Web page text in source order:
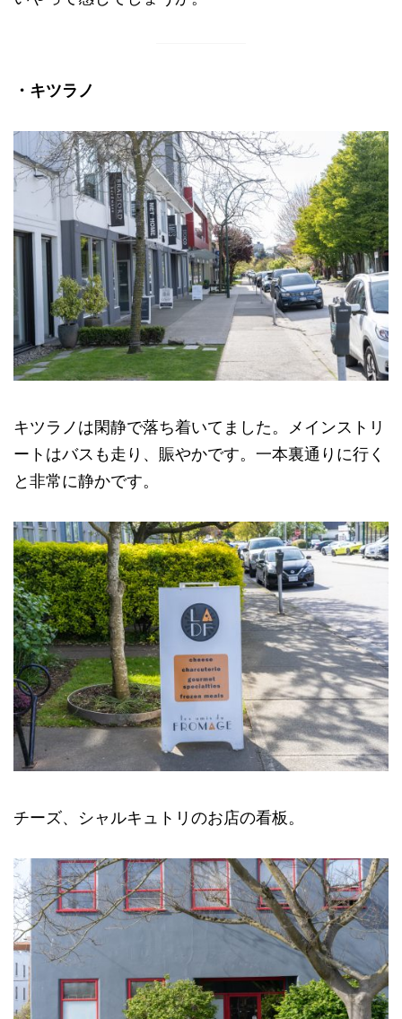
・キツラノ
キツラノは閑静で落ち着いてました。メインストリ
ートはバスも走り、賑やかです。一本裏通りに行く
と非常に静かです。
チーズ、シャルキュトリのお店の看板。